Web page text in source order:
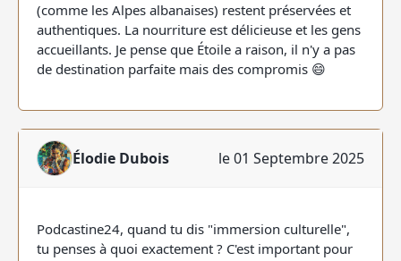
(comme les Alpes albanaises) restent préservées et
authentiques. La nourriture est délicieuse et les gens
accueillants. Je pense que Étoile a raison, il n'y a pas
de destination parfaite mais des compromis 😄
Élodie Dubois le 01 Septembre 2025
Podcastine24, quand tu dis "immersion culturelle",
tu penses à quoi exactement ? C'est important pour